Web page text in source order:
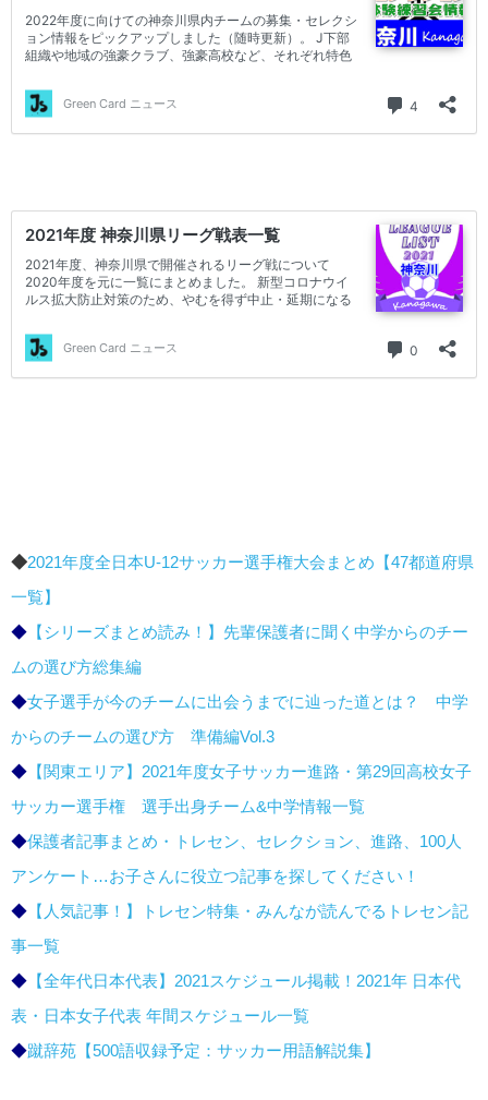
◆2021年度全日本U-12サッカー選手権大会まとめ【47都道府県
一覧】
◆ 【シリーズまとめ読み！】先輩保護者に聞く中学からのチー
ムの選び方総集編
◆女子選手が今のチームに出会うまでに辿った道とは？ 中学
からのチームの選び方 準備編Vol.3
◆ 【関東エリア】2021年度女子サッカー進路・第29回高校女子
サッカー選手権 選手出身チーム&中学情報一覧
◆保護者記事まとめ・トレセン、セレクション、進路、100人
アンケート…お子さんに役立つ記事を探してください！
◆ 【人気記事！】トレセン特集・みんなが読んでるトレセン記
事一覧
◆ 【全年代日本代表】2021スケジュール掲載！2021年 日本代
表・日本女子代表 年間スケジュール一覧
◆蹴辞苑【500語収録予定：サッカー用語解説集】